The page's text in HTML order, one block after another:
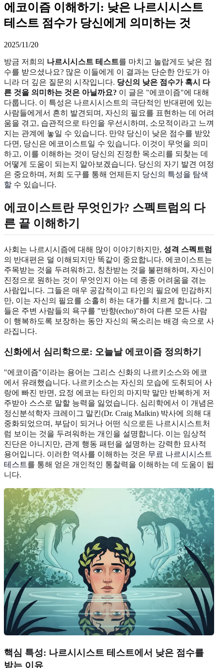
에코이즘 이해하기: 낮은 나르시시스트
테스트 점수가 당신에게 의미하는 것
2025/11/20
방금 저희의 나르시시스트 테스트를 마치고 놀랍게도 낮은 점
수를 받으셨나요? 많은 이들에게 이 결과는 단순한 안도가 아
니라 더 깊은 질문의 시작입니다. 당신의 낮은 점수가 혹시 다
른 것을 의미하는 것은 아닐까요? 이 글은 "에코이즘"에 대해
다룹니다. 이 특성은 나르시시스트의 극단적인 반대편에 있는
사람들에게서 흔히 발견되며, 자신의 필요를 표현하는 데 어려
움을 겪고, 습관적으로 타인을 우선시하며, 소모적이라고 느껴
지는 관계에 놓일 수 있습니다. 만약 당신이 낮은 점수를 받았
다면, 당신은 에코이스트일 수 있습니다. 이것이 무엇을 의미
하고, 이를 이해하는 것이 당신의 진정한 목소리를 되찾는 데
어떻게 도움이 되는지 알아보겠습니다. 당신의 자기 발견 여정
은 중요하며, 저희 도구를 통해 언제든지 당신의 특성을 탐색
할 수 있습니다.
에코이스트란 무엇인가? 스펙트럼의 다
른 끝 이해하기
사회는 나르시시즘에 대해 많이 이야기하지만, 성격 스펙트럼
의 반대편은 덜 이해되지만 똑같이 중요합니다. 에코이스트는
주목받는 것을 두려워하고, 칭찬받는 것을 불편해하며, 자신이
진정으로 원하는 것이 무엇인지 아는 데 종종 어려움을 겪는
사람입니다. 그들은 매우 공감적이고 타인의 필요에 민감하지
만, 이는 자신의 필요를 소홀히 하는 대가를 치르게 합니다. 그
들은 주변 사람들의 욕구를 "반향(echo)"하여 다른 모든 사람
이 행복하도록 보장하는 동안 자신의 목소리는 배경 속으로 사
라집니다.
신화에서 심리학으로: 오늘날 에코이즘 정의하기
"에코이즘"이라는 용어는 그리스 신화의 나르키소스와 에코
에서 유래했습니다. 나르키소스는 자신의 모습에 도취되어 사
랑에 빠진 반면, 요정 에코는 타인의 마지막 말만 반복하게 저
주받아 스스로 말할 능력을 잃었습니다. 심리학에서 이 개념은
정신분석학자 크레이그 말킨(Dr. Craig Malkin) 박사에 의해 대
중화되었으며, 부담이 되거나 어떤 식으로든 나르시시스트처
럼 보이는 것을 두려워하는 개인을 설명합니다. 이는 임상적
진단은 아니지만, 관계 행동 패턴을 설명하는 강력한 묘사적
용어입니다. 이러한 역사를 이해하는 것은 무료 나르시시스트
테스트를 통해 얻은 개인적인 통찰력을 이해하는 데 도움이 됩
니다.
핵심 특성: 나르시시스트 테스트에서 낮은 점수를
받는 이유